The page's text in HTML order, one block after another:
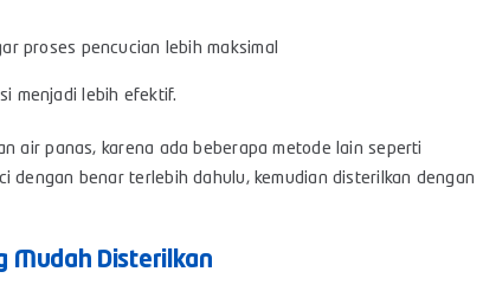
proses pencucian lebih maksimal
menjadi lebih efektif.
air panas, karena ada beberapa metode lain seperti
dengan benar terlebih dahulu, kemudian disterilkan dengan
Mudah Disterilkan